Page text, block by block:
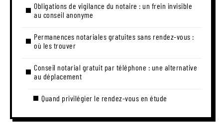
Obligations de vigilance du notaire : un frein invisible
au conseil anonyme
Permanences notariales gratuites sans rendez-vous :
où les trouver
Conseil notarial gratuit par téléphone : une alternative
au déplacement
Quand privilégier le rendez-vous en étude